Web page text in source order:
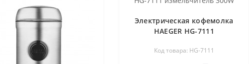
Электрическая кофемолка
HAEGER HG-7111
Код товара: HG-7111